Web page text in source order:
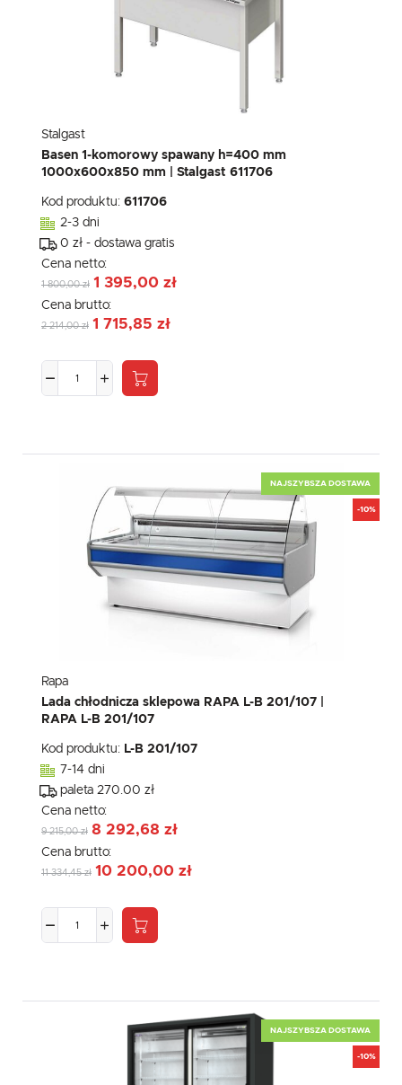
Stalgast
Basen 1-komorowy spawany h=400 mm
1000x600x850 mm | Stalgast 611706
Kod produktu: 611706
2-3 dni
0 zł - dostawa gratis
Cena netto:
1 800,00 zł 1 395,00 zł
Cena brutto:
2 214,00 zł 1 715,85 zł
NAJSZYBSZA DOSTAWA
-10%
Rapa
Lada chłodnicza sklepowa RAPA L-B 201/107 |
RAPA L-B 201/107
Kod produktu: L-B 201/107
7-14 dni
paleta 270.00 zł
Cena netto:
9 215,00 zł 8 292,68 zł
Cena brutto:
11 334,45 zł 10 200,00 zł
NAJSZYBSZA DOSTAWA
-10%